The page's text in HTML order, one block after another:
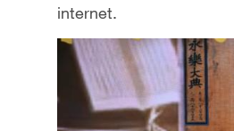
internet.